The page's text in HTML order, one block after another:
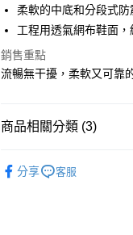
運送方式
宅配
每筆NT$100，滿
柔軟的中底和分段式
工程用透氣網布鞋面
銷售重點
流暢無干擾，柔軟又可靠
商品相關分類 (3)
分享 客服